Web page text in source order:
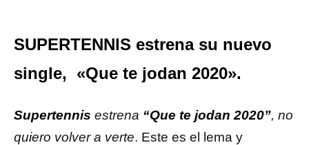
SUPERTENNIS estrena su nuevo
single, «Que te jodan 2020».
Supertennis estrena “Que te jodan 2020”, no
quiero volver a verte. Este es el lema y